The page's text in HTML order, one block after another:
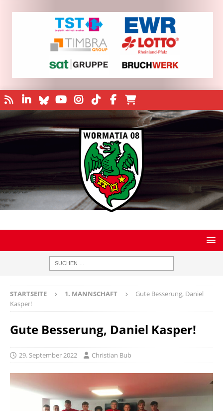
STARTSEITE 1. MANNSCHAFT
Gute Besserung, Daniel
Kasper!
Gute Besserung, Daniel Kasper!
29. September 2022 Christian Bub